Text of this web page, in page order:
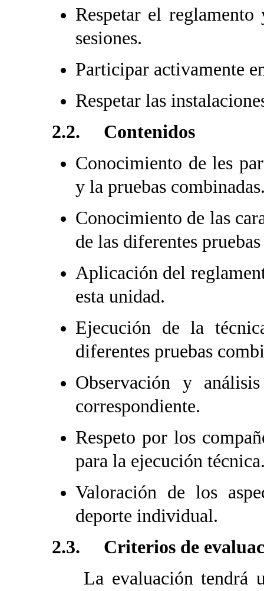
Respetar el
sesiones.
Participar activamente
Respetar las
2.2. Contenidos
Conocimiento de les
y la pruebas
Conocimiento de las
de las diferentes
Aplicación del
esta unidad.
Ejecución de la
diferentes pruebas
Observación y
correspondiente.
Respeto por los
para la ejecución
Valoración de los
deporte individual.
2.3. Criterios de
La evaluación tendrá